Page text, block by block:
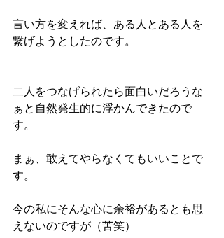
言い方を変えれば、ある人とある人を
繋げようとしたのです。
二人をつなげられたら面白いだろうな
ぁと自然発生的に浮かんできたので
す。
まぁ、敢えてやらなくてもいいことで
す。
今の私にそんな心に余裕があるとも思
えないのですが（苦笑）